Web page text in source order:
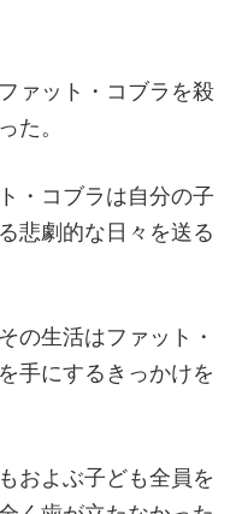
ァット・コブラを殺
た。
・コブラは自分の子
悲劇的な日々を送る
の生活はファット・
手にするきっかけを
およぶ子ども全員を